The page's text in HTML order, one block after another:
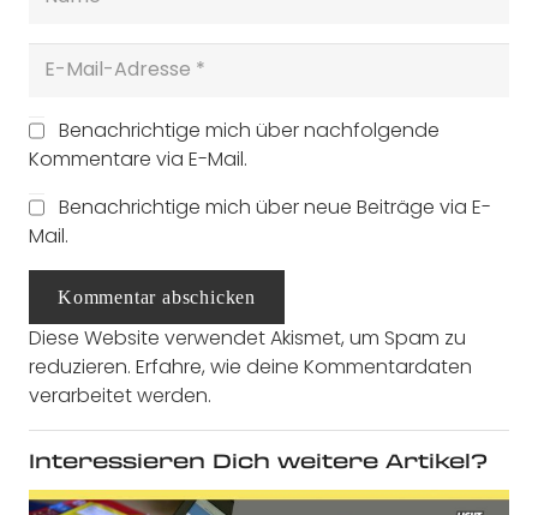
Benachrichtige mich über nachfolgende
Kommentare via E-Mail.
Benachrichtige mich über neue Beiträge via E-
Mail.
Kommentar abschicken
Diese Website verwendet Akismet, um Spam zu
reduzieren. Erfahre, wie deine Kommentardaten
verarbeitet werden.
Interessieren Dich weitere Artikel?